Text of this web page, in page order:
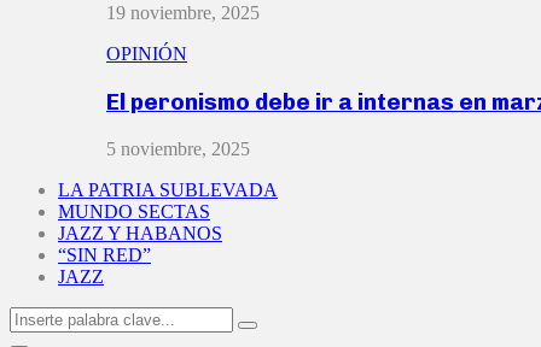
19 noviembre, 2025
OPINIÓN
El peronismo debe ir a internas en
5 noviembre, 2025
LA PATRIA SUBLEVADA
MUNDO SECTAS
JAZZ Y HABANOS
“SIN RED”
JAZZ
Search
for:
Search